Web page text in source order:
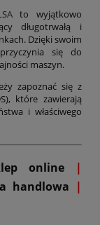
to wyjątkowo
długotrwałą i
Dzięki swoim
się do
maszyn.
zapoznać się z
które zawierają
i właściwego
online
|
handlowa |